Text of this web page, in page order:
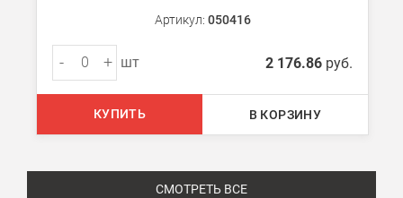
Артикул: 050416
- + шт 2 176.86 руб.
КУПИТЬ В КОРЗИНУ
СМОТРЕТЬ ВСЕ